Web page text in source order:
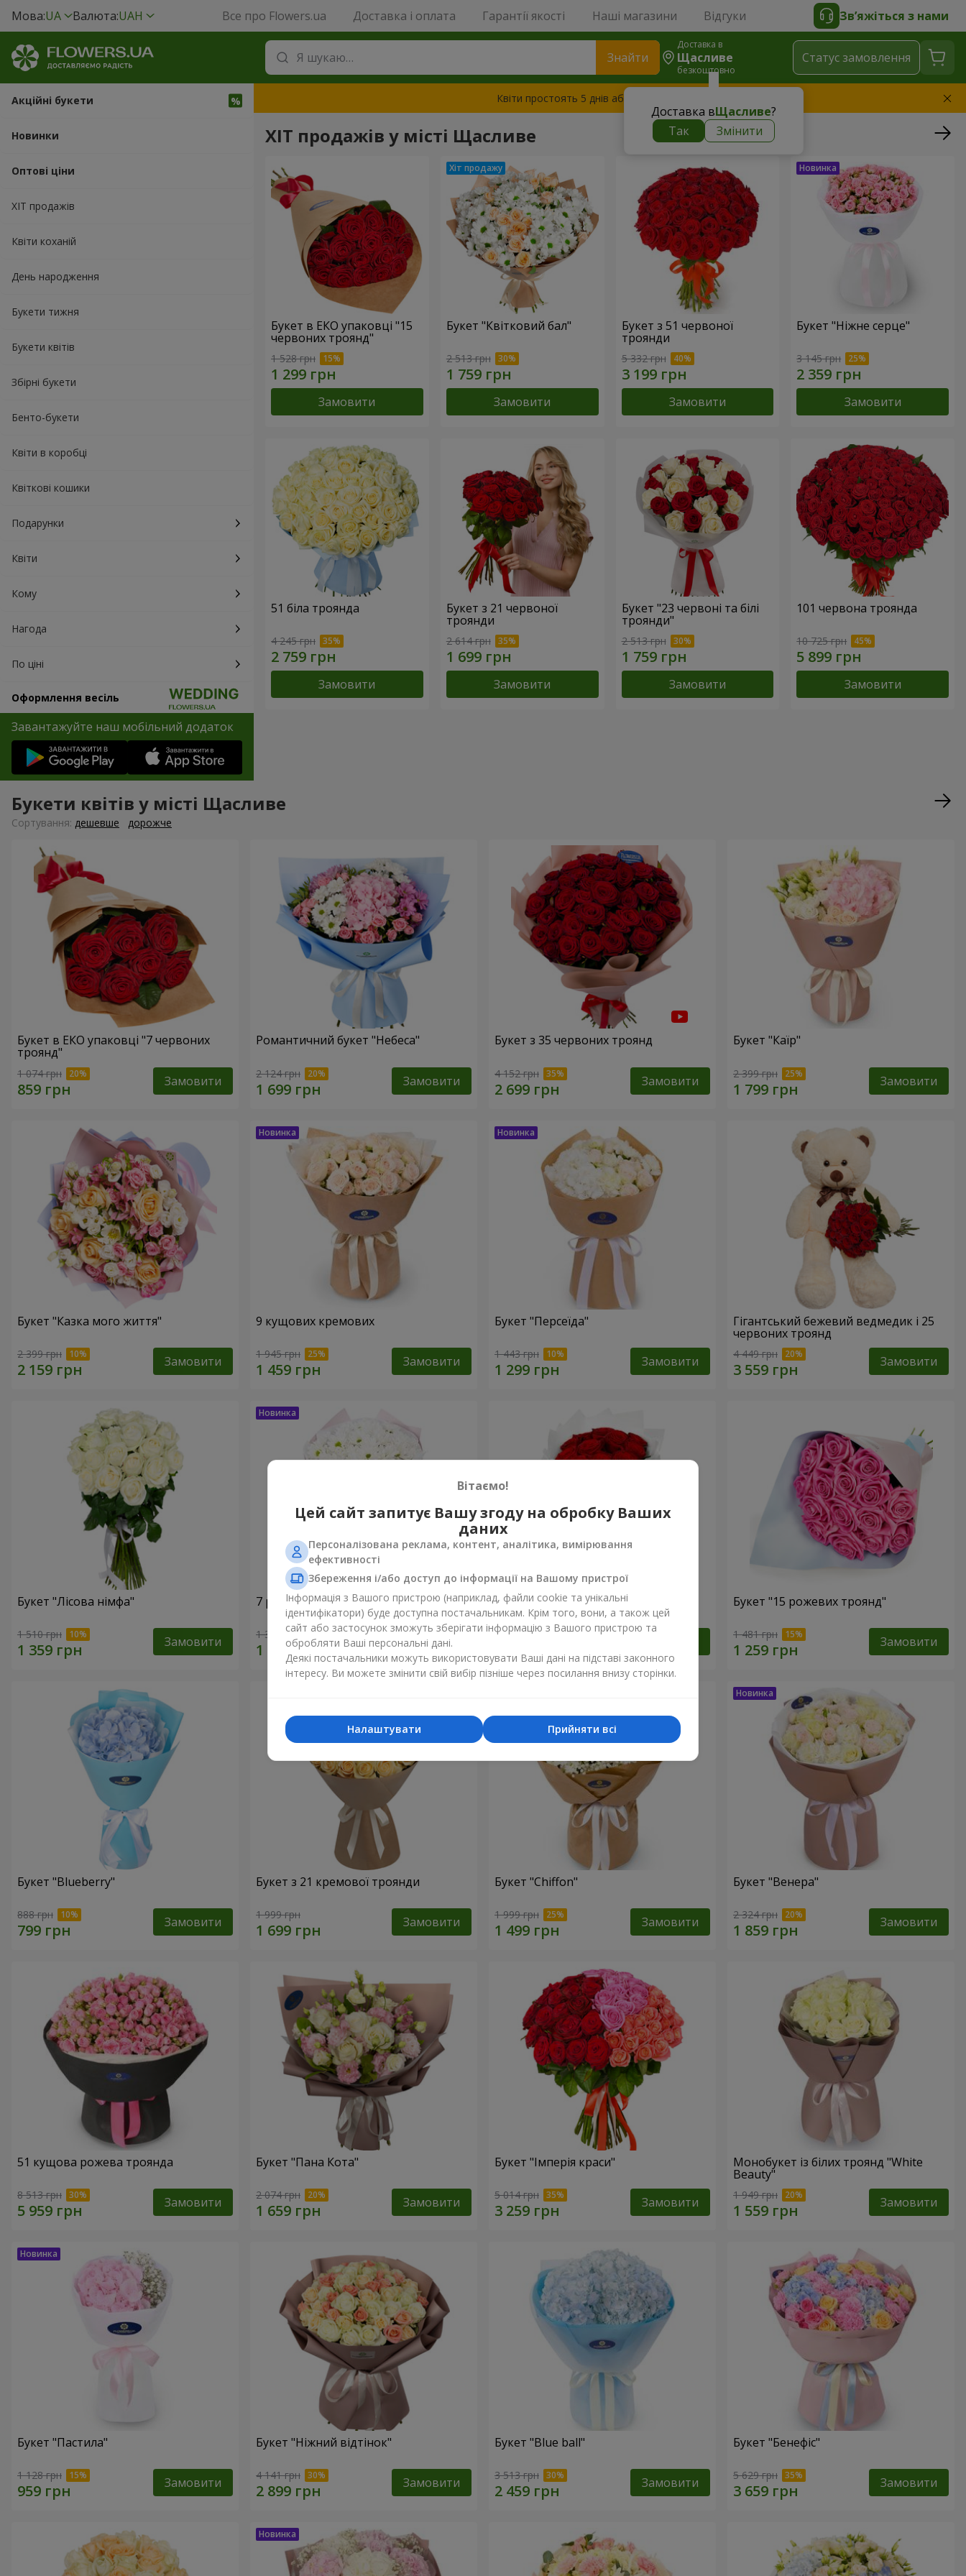
Мова:UA Валюта:UAH Все про Flowers.ua Доставка і оплата Гарантії якості Наші магазини Відгуки Зв’яжіться з нами
Знайти
Доставка в
Щасливе
безкоштовно
Доставка вЩасливе?
Так
Змінити
Статус замовлення
Акційні букети
Новинки
Оптові ціни
ХІТ продажів
Квіти коханій
День народження
Букети тижня
Букети квітів
Збірні букети
Бенто-букети
Квіти в коробці
Квіткові кошики
Подарунки
Квіти
Кому
Нагода
По ціні
Оформлення весіль
Завантажуйте наш мобільний додаток
Квіти простоять 5 днів або замінимо букет
ХІТ продажів у місті Щасливе
Букет в ЕКО упаковці "15
червоних троянд"
1 528 грн
Замовити
Букет "Квітковий бал"
2 513 грн
Замовити
Букет з 51 червоної
троянди
5 332 грн
Замовити
Букет "Ніжне серце"
3 145 грн
Замовити
51 біла троянда
4 245 грн
Замовити
Букет з 21 червоної
троянди
2 614 грн
Замовити
Букет "23 червоні та білі
троянди"
2 513 грн
Замовити
101 червона троянда
10 725 грн
Замовити
Букети квітів у місті Щасливе
Сортування: дешевше дорожче
Букет в ЕКО упаковці "7 червоних
троянд"
1 074 грн Замовити
Романтичний букет "Небеса"
2 124 грн Замовити
Букет з 35 червоних троянд
4 152 грн Замовити
Букет "Каїр"
2 399 грн Замовити
Букет "Казка мого життя"
2 399 грн Замовити
9 кущових кремових
1 945 грн Замовити
Букет "Персеїда"
1 443 грн Замовити
Гігантський бежевий ведмедик і 25
червоних троянд
4 449 грн Замовити
Букет "Лісова німфа"
1 510 грн Замовити
7 ромашкових хризантем
1 364 грн Замовити
Монобукет з 11 червоних троянд
1 374 грн
Букет "15 рожевих троянд"
1 481 грн Замовити
Букет "Blueberry"
888 грн Замовити
Букет з 21 кремової троянди
1 999 грн Замовити
Букет "Chiffon"
1 999 грн Замовити
Букет "Венера"
2 324 грн Замовити
51 кущова рожева троянда
8 513 грн Замовити
Букет "Пана Кота"
2 074 грн Замовити
Букет "Імперія краси"
5 014 грн Замовити
Монобукет із білих троянд "White
Beauty"
1 949 грн Замовити
Букет "Пастила"
1 128 грн Замовити
Букет "Ніжний відтінок"
4 141 грн Замовити
Букет "Blue ball"
3 513 грн Замовити
Букет "Бенефіс"
5 629 грн Замовити
Вітаємо!
Цей сайт запитує Вашу згоду на обробку Ваших
даних
Персоналізована реклама, контент, аналітика, вимірювання
ефективності
Збереження і/або доступ до інформації на Вашому пристрої
Інформація з Вашого пристрою (наприклад, файли cookie та унікальні
ідентифікатори) буде доступна постачальникам. Крім того, вони, а також цей
сайт або застосунок зможуть зберігати інформацію з Вашого пристрою та
обробляти Ваші персональні дані.
Деякі постачальники можуть використовувати Ваші дані на підставі законного
інтересу. Ви можете змінити свій вибір пізніше через посилання внизу сторінки.
Прийняти всі
Налаштувати